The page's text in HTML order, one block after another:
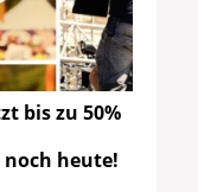
bis zu 50%
heute!